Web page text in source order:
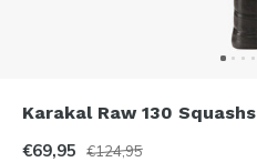
Karakal Raw 130
€69,95
€124,95